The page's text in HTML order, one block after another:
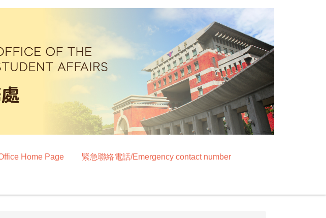
Home Page 緊急聯絡電話/Emergency contact number